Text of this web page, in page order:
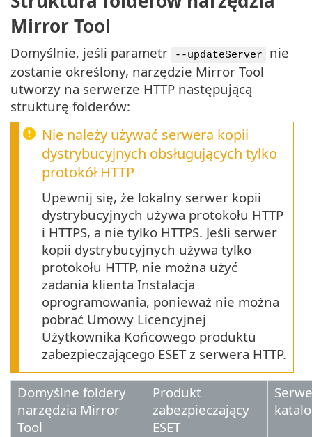
Mirror Tool
Domyślnie, jeśli parametr --updateServer
nie
zostanie określony, narzędzie Mirror Tool
utworzy na serwerze HTTP następującą
strukturę folderów:
Nie należy używać serwera kopii
dystrybucyjnych obsługujących tylko
protokół HTTP
Upewnij się, że lokalny serwer kopii
dystrybucyjnych używa protokołu HTTP
i HTTPS, a nie tylko HTTPS. Jeśli serwer
kopii dystrybucyjnych używa tylko
protokołu HTTP, nie można użyć
zadania klienta Instalacja
oprogramowania, ponieważ nie można
pobrać Umowy Licencyjnej
Użytkownika Końcowego produktu
zabezpieczającego ESET z serwera HTTP.
Domyślne foldery
narzędzia Mirror
Tool
Produkt
zabezpieczający
ESET